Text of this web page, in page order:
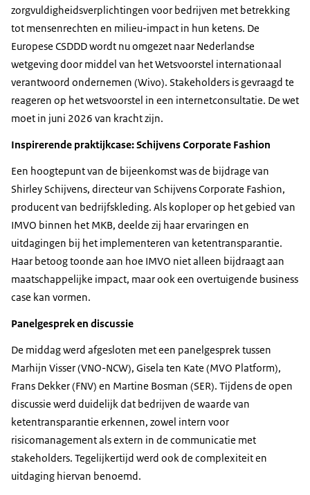
zorgvuldigheidsverplichtingen voor bedrijven met betrekking
tot mensenrechten en milieu-impact in hun ketens. De
Europese CSDDD wordt nu omgezet naar Nederlandse
wetgeving door middel van het Wetsvoorstel internationaal
verantwoord ondernemen (Wivo). Stakeholders is gevraagd te
reageren op het wetsvoorstel in een internetconsultatie. De wet
moet in juni 2026 van kracht zijn.
Inspirerende praktijkcase: Schijvens Corporate Fashion
Een hoogtepunt van de bijeenkomst was de bijdrage van
Shirley Schijvens, directeur van Schijvens Corporate Fashion,
producent van bedrijfskleding. Als koploper op het gebied van
IMVO binnen het MKB, deelde zij haar ervaringen en
uitdagingen bij het implementeren van ketentransparantie.
Haar betoog toonde aan hoe IMVO niet alleen bijdraagt aan
maatschappelijke impact, maar ook een overtuigende business
case kan vormen.
Panelgesprek en discussie
De middag werd afgesloten met een panelgesprek tussen
Marhijn Visser (VNO-NCW), Gisela ten Kate (MVO Platform),
Frans Dekker (FNV) en Martine Bosman (SER). Tijdens de open
discussie werd duidelijk dat bedrijven de waarde van
ketentransparantie erkennen, zowel intern voor
risicomanagement als extern in de communicatie met
stakeholders. Tegelijkertijd werd ook de complexiteit en
uitdaging hiervan benoemd.